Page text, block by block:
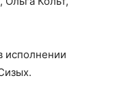
исполнении